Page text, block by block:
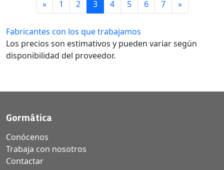
« 1 2 3 4 5 6 7 »
Fabricantes con los que trabajamos
Los precios son estimativos y pueden variar según
disponibilidad del proveedor.
Gormática
Conócenos
Trabaja con nosotros
Contactar